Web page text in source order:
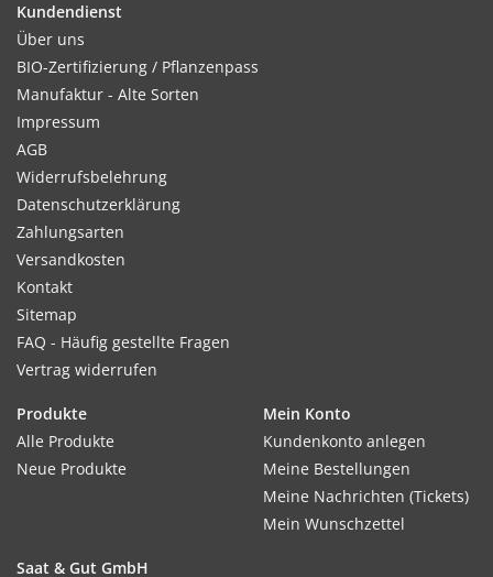
Kundendienst
Über uns
BIO-Zertifizierung / Pflanzenpass
Manufaktur - Alte Sorten
Impressum
AGB
Widerrufsbelehrung
Datenschutzerklärung
Zahlungsarten
Versandkosten
Kontakt
Sitemap
FAQ - Häufig gestellte Fragen
Vertrag widerrufen
Produkte
Alle Produkte
Neue Produkte
Mein Konto
Kundenkonto anlegen
Meine Bestellungen
Meine Nachrichten (Tickets)
Mein Wunschzettel
Saat & Gut GmbH